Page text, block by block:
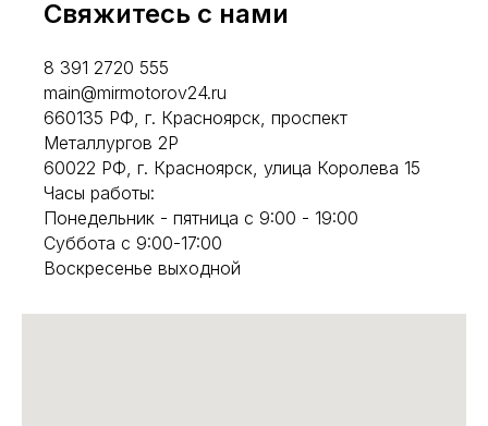
Свяжитесь с нами
8 391 2720 555
main@mirmotorov24.ru
660135 РФ, г. Красноярск, проспект
Металлургов 2Р
60022 РФ, г. Красноярск, улица Королева 15
Часы работы:
Понедельник - пятница с 9:00 - 19:00
Суббота с 9:00-17:00
Воскресенье выходной